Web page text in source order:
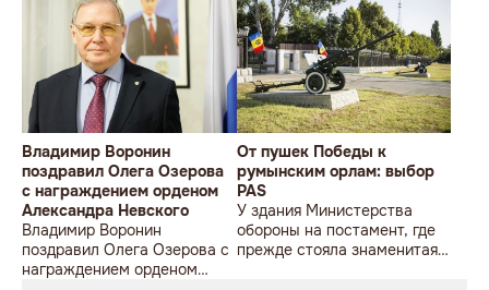
Владимир Воронин
поздравил Олега Озерова
с награждением орденом
Александра Невского
Владимир Воронин
поздравил Олега Озерова с
награждением орденом
От пушек Победы к
румынским орлам: выбор
PAS
У здания Министерства
обороны на постамент, где
прежде стояла знаменитая